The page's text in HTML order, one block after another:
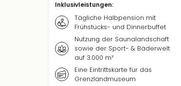
Inklusivleistungen:
Tägliche Halbpension mit
Frühstücks- und Dinnerbuffet
Nutzung der Saunalandschaft
sowie der Sport- & Bäderwelt
auf 3.000 m²
Eine Eintrittskarte für das
Grenzlandmuseum